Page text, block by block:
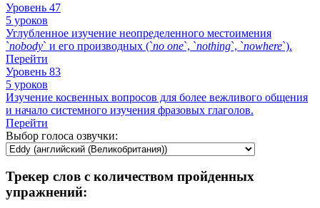
Уровень 47
5 уроков
Углубленное изучение неопределенного местоимения
`nobody` и его производных (`no one`, `nothing`, `nowhere`).
Перейти
Уровень 83
5 уроков
Изучение косвенных вопросов для более вежливого общения
и начало системного изучения фразовых глаголов.
Перейти
Выбор голоса озвучки:
Трекер слов с количеством пройденных
упражнений: